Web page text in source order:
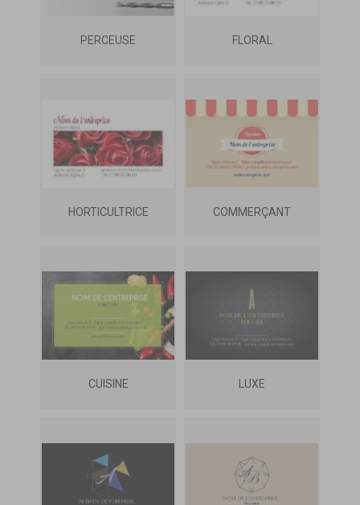
PERCEUSE FLORAL
HORTICULTRICE COMMERÇANT
CUISINE LUXE